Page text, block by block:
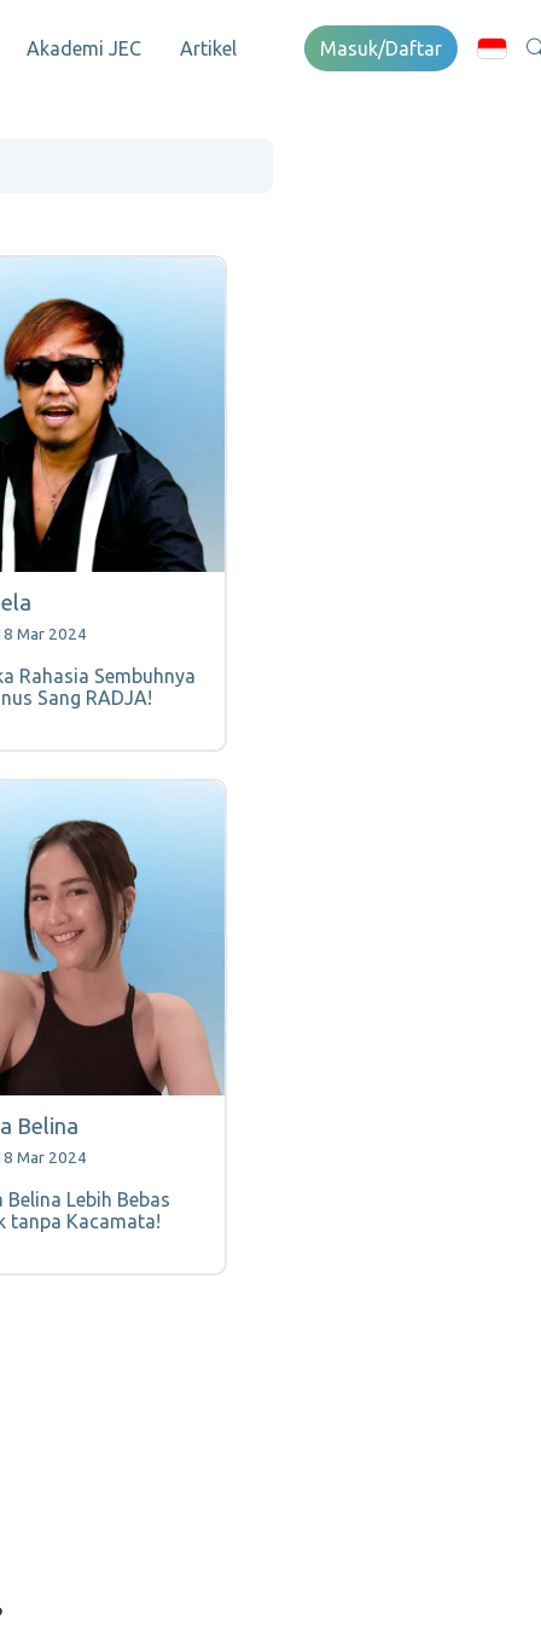
Akademi JEC Artikel Masuk/Daftar
Mar 2024
Rahasia Sembuhnya
Sang RADJA!
Belina
Mar 2024
Lebih Bebas
tanpa Kacamata!